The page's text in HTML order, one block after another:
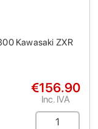
Kawasaki ZXR
€156.90
Inc. IVA